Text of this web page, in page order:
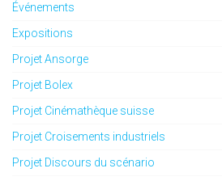
Événements
Expositions
Projet Ansorge
Projet Bolex
Projet Cinémathèque suisse
Projet Croisements industriels
Projet Discours du scénario